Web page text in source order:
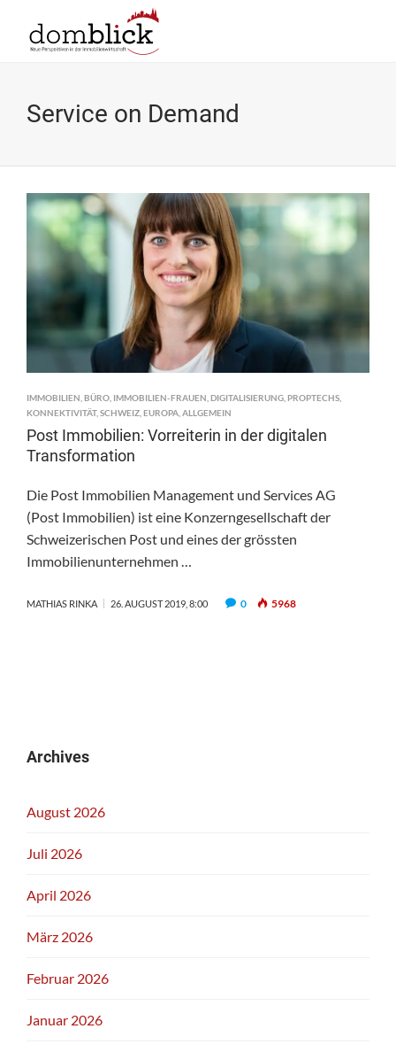
Service on Demand
IMMOBILIEN BÜRO IMMOBILIEN-FRAUEN DIGITALISIERUNG PROPTECHS
KONNEKTIVITÄT, SCHWEIZ EUROPA ALLGEMEIN
Post Immobilien: Vorreiterin in der digitalen
Transformation
Die Post Immobilien Management und Services AG
(Post Immobilien) ist eine Konzerngesellschaft der
Schweizerischen Post und eines der grössten
Immobilienunternehmen …
MATHIAS RINKA 26. AUGUST 2019, 8:00 0 5968
Archives
August 2026
Juli 2026
April 2026
März 2026
Februar 2026
Januar 2026